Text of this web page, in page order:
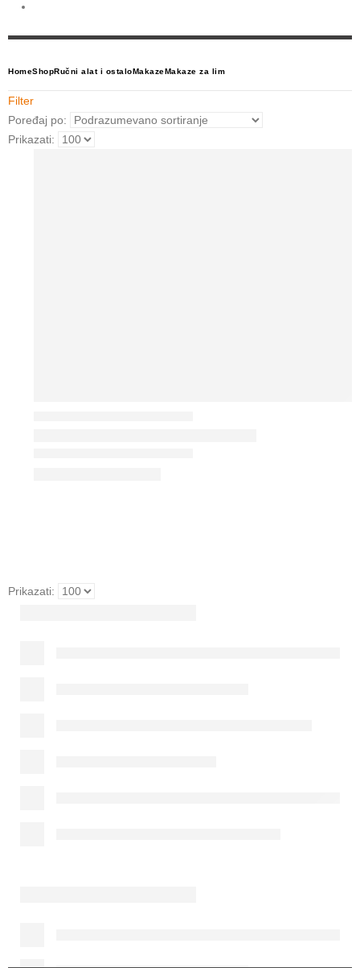
HomeShopRučni alat i ostaloMakazeMakaze za lim
Filter
Poređaj po:
Prikazati:
Prikazati: